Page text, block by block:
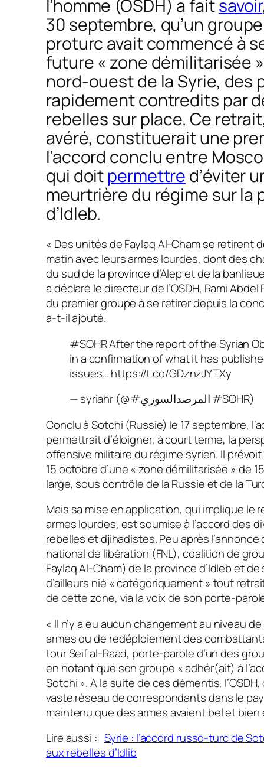
l’homme (OSDH) a faitsavoir
30 septembre, qu’un
proturc avait commencé à
future « zone démilitarisée
nord-ouest de la Syrie, des
rapidement contredits par
rebelles sur place. Ce
avéré, constituerait une
l’accord conclu entre
qui doit permettre d’éviter
meurtrière du régime sur la
d’Idleb.
« Des unités de Faylaq Al-Cham se retirent
matin avec leurs armes lourdes, dont des
du sud de la province d’Alep et de la
a déclaré le directeur de l’OSDH, Rami Abdel
du premier groupe à se retirer depuis la
a-t-il ajouté.
#SOHR After the report of the Syrian
in a confirmation of what it has
issues… https://t.co/GDznzJYTXy
— syriahr (@#المرصدالسوري #SOHR)
Conclu à Sotchi (Russie) le 17 septembre,
permettrait d’éloigner, à court terme, la
offensive militaire du régime syrien. Il prévoit
15 octobre d’une « zone démilitarisée » de
large, sous contrôle de la Russie et de la
Mais sa mise en application, qui implique le
armes lourdes, est soumise à l’accord des
rebelles et djihadistes. Peu après l’annonce
national de libération (FNL), coalition de
Faylaq Al-Cham) de la province d’Idleb et
d’ailleurs nié « catégoriquement » tout
de cette zone, via la voix de son porte-
« ll n’y a eu aucun changement au niveau
armes ou de redéploiement des
tour Seif al-Raad, porte-parole d’un des
en notant que son groupe « adhér(ait) à
Sotchi ». A la suite de ces démentis,
vaste réseau de correspondants dans le
maintenu que des armes avaient bel et
Lire aussi : Syrie : l’accord russo-turc de
aux rebelles d’Idlib